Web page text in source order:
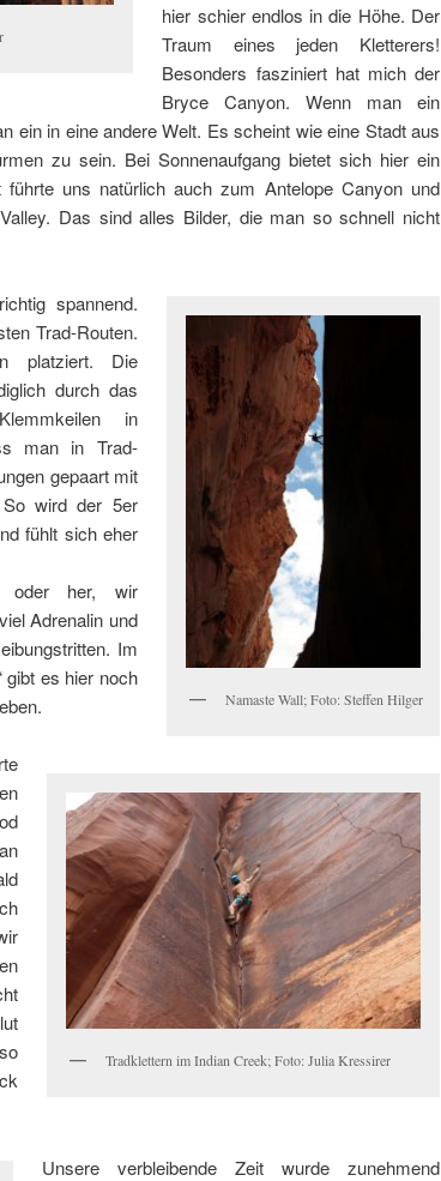
hier schier endlos in die Höhe. Der
Traum eines jeden Kletterers!
Besonders fasziniert hat mich der
Bryce Canyon. Wenn man ein
ein in eine andere Welt. Es scheint wie eine Stadt aus
zu sein. Bei Sonnenaufgang bietet sich hier ein
uns natürlich auch zum Antelope Canyon und
Das sind alles Bilder, die man so schnell nicht
Namaste Wall; Foto: Steffen Hilger
spannend.
Trad-Routen.
platziert. Die
durch das
in
man in Trad-
gepaart mit
wird der 5er
fühlt sich eher
oder her, wir
Adrenalin und
Im
gibt es hier noch
Tradklettern im Indian Creek; Foto: Julia Kressirer
Unsere verbleibende Zeit wurde zunehmend